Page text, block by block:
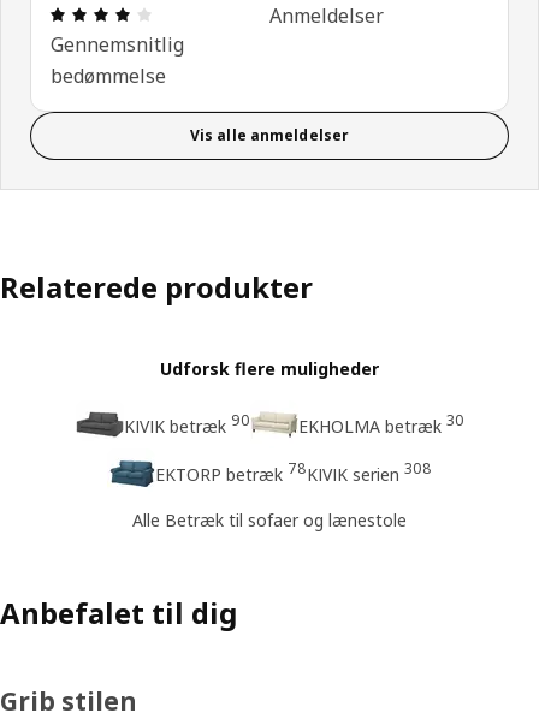
Anmeldelse: 4.1 Ud af 5 Stjerner. Anmeldelser i
Gennemsnitlig
bedømmelse
Anmeldelser
Vis alle anmeldelser
Relaterede produkter
Udforsk flere muligheder
KIVIK betræk 90 EKHOLMA betræk 30
EKTORP betræk 78KIVIK serien 308
Alle Betræk til sofaer og lænestole
Anbefalet til dig
Grib stilen